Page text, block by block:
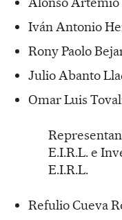
Iván Antonio
Rony Paolo
Julio Abanto
Omar Luis
E.I.R.L. e
E.I.R.L.
Refulio Cueva